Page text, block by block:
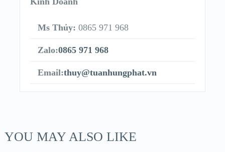
Ms Thủy: 0865 971 968
Zalo:0865 971 968
Email:thuy@tuanhungphat.vn
YOU MAY ALSO LIKE